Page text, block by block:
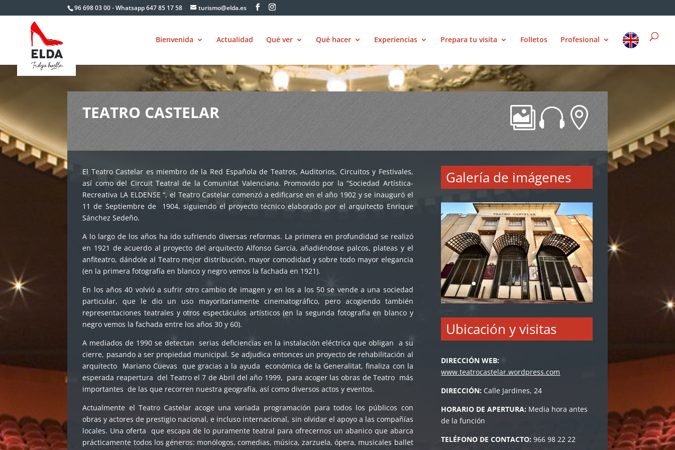
96 698 03 00 - Whatsapp 647 85 17 58 turismo@elda.es
Bienvenida Actualidad Qué ver Qué hacer Experiencias Prepara tu visita Folletos Profesional
TEATRO CASTELAR 
El Teatro Castelar es miembro de la Red Española de Teatros, Auditorios, Circuitos y Festivales,
así como del Circuit Teatral de la Comunitat Valenciana. Promovido por la “Sociedad Artística-
Recreativa LA ELDENSE “, el Teatro Castelar comenzó a edificarse en el año 1902 y se inauguró el
11 de Septiembre de 1904, siguiendo el proyecto técnico elaborado por el arquitecto Enrique
Sánchez Sedeño.
A lo largo de los años ha ido sufriendo diversas reformas. La primera en profundidad se realizó
en 1921 de acuerdo al proyecto del arquitecto Alfonso García, añadiéndose palcos, plateas y el
anfiteatro, dándole al Teatro mejor distribución, mayor comodidad y sobre todo mayor elegancia
(en la primera fotografía en blanco y negro vemos la fachada en 1921).
En los años 40 volvió a sufrir otro cambio de imagen y en los a los 50 se vende a una sociedad
particular, que le dio un uso mayoritariamente cinematográfico, pero acogiendo también
representaciones teatrales y otros espectáculos artísticos (en la segunda fotografía en blanco y
negro vemos la fachada entre los años 30 y 60).
A mediados de 1990 se detectan serias deficiencias en la instalación eléctrica que obligan a su
cierre, pasando a ser propiedad municipal. Se adjudica entonces un proyecto de rehabilitación al
arquitecto Mariano Cuevas que gracias a la ayuda económica de la Generalitat, finaliza con la
esperada reapertura del Teatro el 7 de Abril del año 1999, para acoger las obras de Teatro más
importantes de las que recorren nuestra geografía, así como diversos actos y eventos.
Actualmente el Teatro Castelar acoge una variada programación para todos los públicos con
obras y actores de prestigio nacional, e incluso internacional, sin olvidar el apoyo a las compañías
locales. Una oferta que escapa de lo puramente teatral para ofrecernos un abanico que abarca
prácticamente todos los géneros: monólogos, comedias, música, zarzuela, ópera, musicales ballet
Galería de imágenes
Ubicación y visitas
DIRECCIÓN WEB:
www.teatrocastelar.wordpress.com
DIRECCIÓN: Calle Jardines, 24
HORARIO DE APERTURA: Media hora antes
de la función
TELÉFONO DE CONTACTO: 966 98 22 22